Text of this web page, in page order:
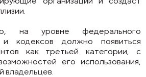
на уровне федерального
и кодексов должно появиться
как третьей категории, с
его использования,
владельцев.